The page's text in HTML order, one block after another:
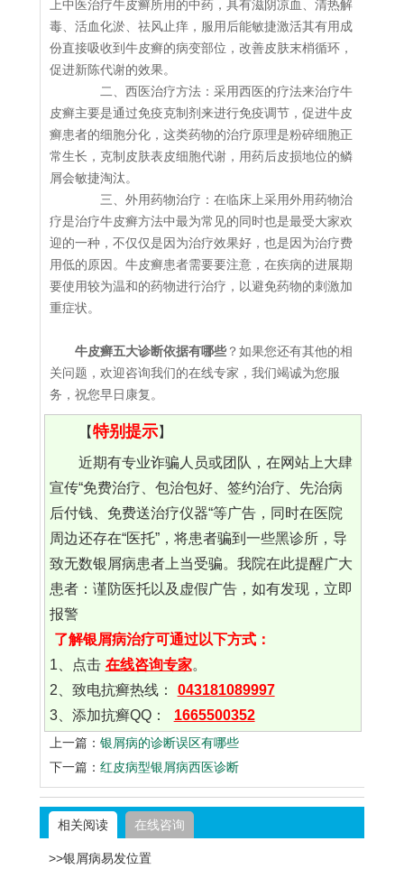
上中医治疗牛皮癣所用的中药，具有滋阴凉血、清热解
毒、活血化淤、祛风止痒，服用后能敏捷激活其有用成
份直接吸收到牛皮癣的病变部位，改善皮肤末梢循环，
促进新陈代谢的效果。
二、西医治疗方法：采用西医的疗法来治疗牛
皮癣主要是通过免疫克制剂来进行免疫调节，促进牛皮
癣患者的细胞分化，这类药物的治疗原理是粉碎细胞正
常生长，克制皮肤表皮细胞代谢，用药后皮损地位的鳞
屑会敏捷淘汰。
三、外用药物治疗：在临床上采用外用药物治
疗是治疗牛皮癣方法中最为常见的同时也是最受大家欢
迎的一种，不仅仅是因为治疗效果好，也是因为治疗费
用低的原因。牛皮癣患者需要要注意，在疾病的进展期
要使用较为温和的药物进行治疗，以避免药物的刺激加
重症状。
牛皮癣五大诊断依据有哪些 ？如果您还有其他的相
关问题，欢迎咨询我们的在线专家，我们竭诚为您服
务，祝您早日康复。
【特别提示】
近期有专业诈骗人员或团队，在网站上大肆
宣传“免费治疗、包治包好、签约治疗、先治病
后付钱、免费送治疗仪器“等广告，同时在医院
周边还存在“医托”，将患者骗到一些黑诊所，导
致无数银屑病患者上当受骗。我院在此提醒广大
患者：谨防医托以及虚假广告，如有发现，立即
报警
了解银屑病治疗可通过以下方式：
1、点击 在线咨询专家。
2、致电抗癣热线：
043181089997
3、添加抗癣QQ：
1665500352
上一篇： 银屑病的诊断误区有哪些
下一篇： 红皮病型银屑病西医诊断
相关阅读 在线咨询
>>银屑病易发位置